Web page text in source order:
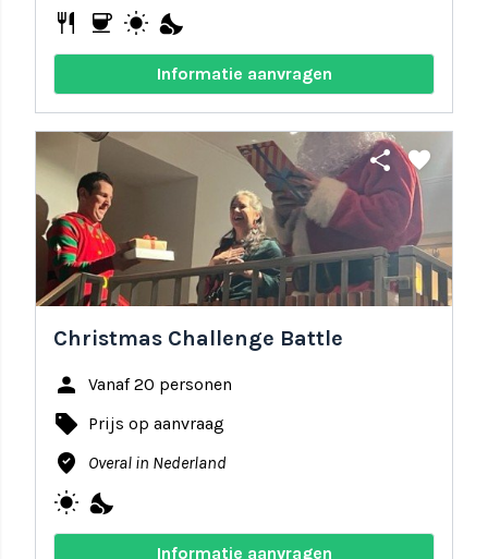
restaurant coffee wb_sunny nights_stay
Informatie aanvragen
share favorite
Christmas Challenge Battle
person Vanaf 20 personen
local_offer Prijs op aanvraag
where_to_vote Overal in Nederland
wb_sunny nights_stay
Informatie aanvragen